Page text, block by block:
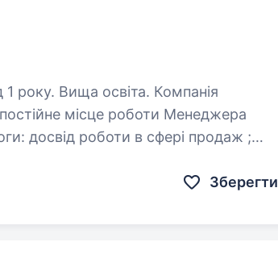
Вища освіта. Компанія
місце роботи Менеджера
Зберегти